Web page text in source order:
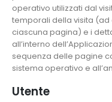
operativo utilizzati dal
temporali della visita
ciascuna pagina) e i
all’interno
sequenza delle pagine
sistema operativo e
Utente